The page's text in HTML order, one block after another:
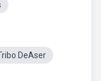
DeAser